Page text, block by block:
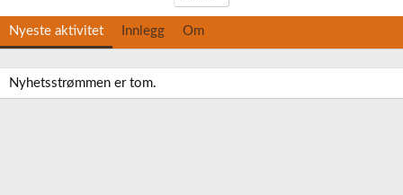
Nyeste aktivitet Innlegg Om
Nyhetsstrømmen er tom.